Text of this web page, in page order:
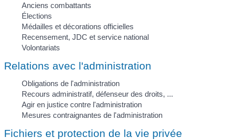
Anciens combattants
Élections
Médailles et décorations officielles
Recensement, JDC et service national
Volontariats
Relations avec l'administration
Obligations de l'administration
Recours administratif, défenseur des droits, ...
Agir en justice contre l'administration
Mesures contraignantes de l'administration
Fichiers et protection de la vie privée